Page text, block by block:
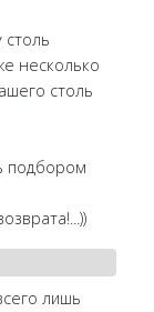
несколько
столь
подбором
лишь